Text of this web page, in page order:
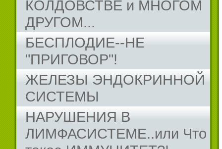
КОЛДОВСТВЕ и МНОГОМ
ДРУГОМ...
БЕСПЛОДИЕ--НЕ
"ПРИГОВОР"!
ЖЕЛЕЗЫ ЭНДОКРИННОЙ
СИСТЕМЫ
НАРУШЕНИЯ В
ЛИМФАСИСТЕМЕ..или Что